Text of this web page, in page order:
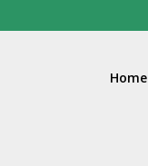
Home